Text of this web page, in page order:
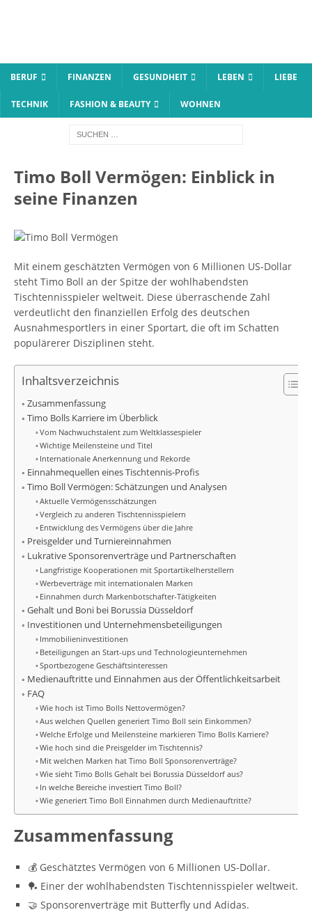
BERUF FINANZEN GESUNDHEIT LEBEN LIEBE
TECHNIK FASHION & BEAUTY WOHNEN
Timo Boll Vermögen: Einblick in
seine Finanzen
Mit einem geschätzten Vermögen von 6 Millionen US-Dollar
steht Timo Boll an der Spitze der wohlhabendsten
Tischtennisspieler weltweit. Diese überraschende Zahl
verdeutlicht den finanziellen Erfolg des deutschen
Ausnahmesportlers in einer Sportart, die oft im Schatten
populärerer Disziplinen steht.
Inhaltsverzeichnis
Zusammenfassung
Timo Bolls Karriere im Überblick
Vom Nachwuchstalent zum Weltklassespieler
Wichtige Meilensteine und Titel
Internationale Anerkennung und Rekorde
Einnahmequellen eines Tischtennis-Profis
Timo Boll Vermögen: Schätzungen und Analysen
Aktuelle Vermögensschätzungen
Vergleich zu anderen Tischtennisspielern
Entwicklung des Vermögens über die Jahre
Preisgelder und Turniereinnahmen
Lukrative Sponsorenverträge und Partnerschaften
Langfristige Kooperationen mit Sportartikelherstellern
Werbeverträge mit internationalen Marken
Einnahmen durch Markenbotschafter-Tätigkeiten
Gehalt und Boni bei Borussia Düsseldorf
Investitionen und Unternehmensbeteiligungen
Immobilieninvestitionen
Beteiligungen an Start-ups und Technologieunternehmen
Sportbezogene Geschäftsinteressen
Medienauftritte und Einnahmen aus der Öffentlichkeitsarbeit
FAQ
Wie hoch ist Timo Bolls Nettovermögen?
Aus welchen Quellen generiert Timo Boll sein Einkommen?
Welche Erfolge und Meilensteine markieren Timo Bolls Karriere?
Wie hoch sind die Preisgelder im Tischtennis?
Mit welchen Marken hat Timo Boll Sponsorenverträge?
Wie sieht Timo Bolls Gehalt bei Borussia Düsseldorf aus?
In welche Bereiche investiert Timo Boll?
Wie generiert Timo Boll Einnahmen durch Medienauftritte?
Zusammenfassung
💰 Geschätztes Vermögen von 6 Millionen US-Dollar.
🏓 Einer der wohlhabendsten Tischtennisspieler weltweit.
🤝 Sponsorenverträge mit Butterfly und Adidas.